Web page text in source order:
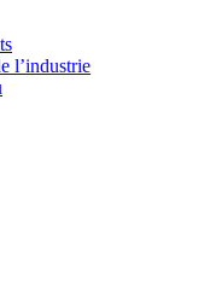
l’industrie